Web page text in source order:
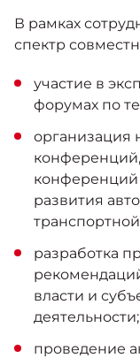
В рамках
спектр
участие в
форумах по
организация
конференций,
конференций
развития
разработка
власти и
деятельности;
проведение